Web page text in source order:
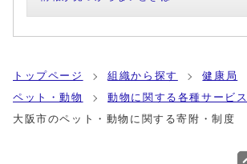
トップページ 組織から探す
健康局
ペット・動物
動物に関する各種サービス
大阪市のペット・動物に関する寄附・制度